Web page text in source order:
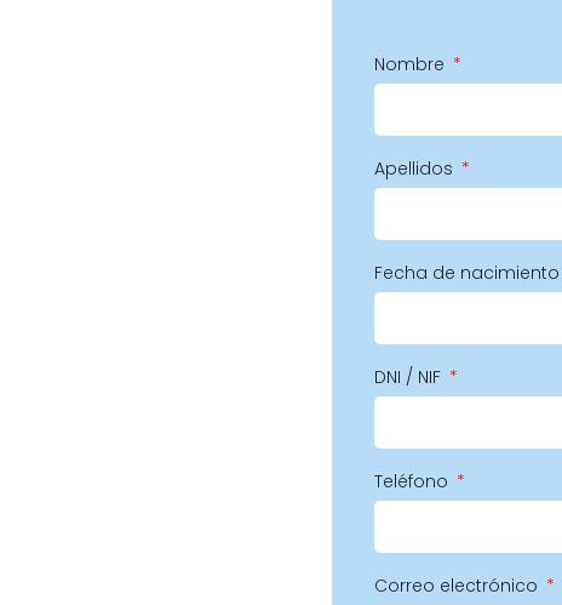
Nombre
Apellidos
Fecha de nacimiento
DNI / NIF
Teléfono
Correo electrónico